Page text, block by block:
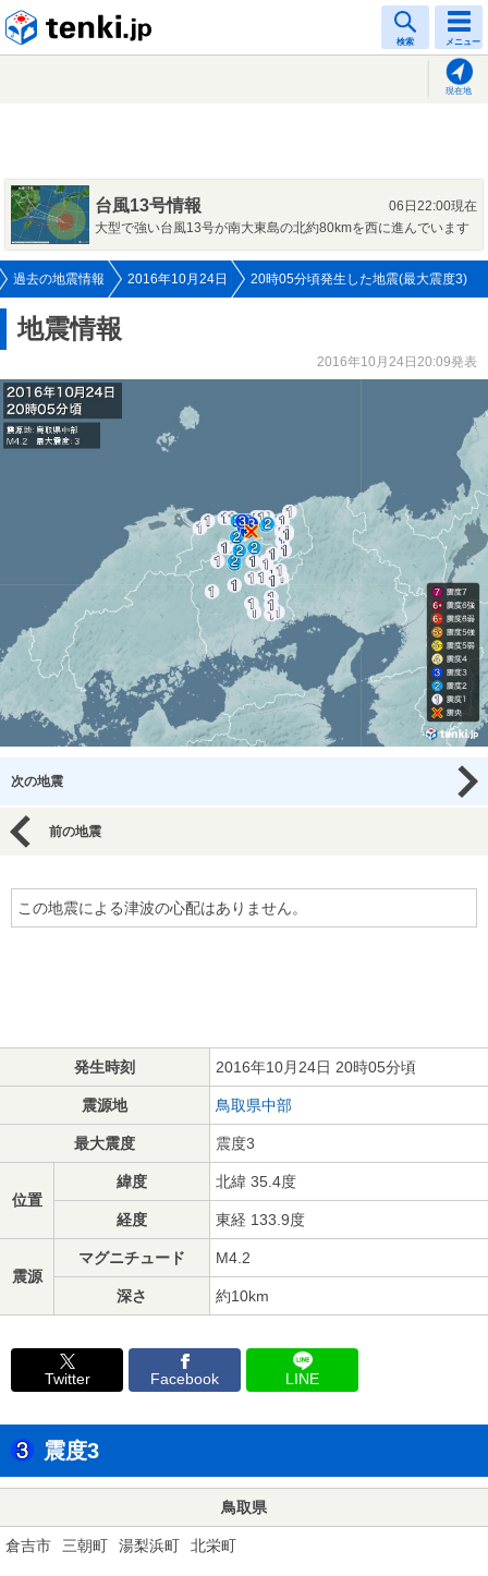
検索 メニュー
現在地
台風13号情報
06日22:00現在
大型で強い台風13号が南大東島の北約80kmを西に進んでいます
過去の地震情報 2016年10月24日 20時05分頃発生した地震(最大震度3)
地震情報
2016年10月24日20:09発表
次の地震
前の地震
この地震による津波の心配はありません。
発生時刻 2016年10月24日 20時05分頃
震源地 鳥取県中部
最大震度 震度3
位置
緯度 北緯 35.4度
経度 東経 133.9度
震源
マグニチュード M4.2
深さ 約10km
Twitter Facebook LINE
震度3
鳥取県
倉吉市 三朝町 湯梨浜町 北栄町